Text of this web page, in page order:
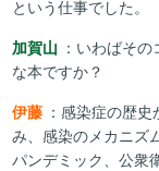
という仕事でした。
加賀山 ：いわばそ
な本ですか？
伊藤 ：感染症の歴
み、感染のメカニズ
パンデミック、公衆